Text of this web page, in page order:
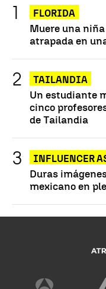
FLORIDA
Muere una
atrapada en
TAILANDIA
Un estudiante
cinco
de Tailandia
INFLUENCER
Duras
mexicano en